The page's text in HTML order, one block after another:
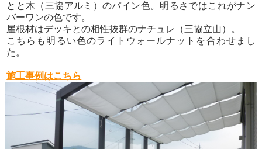
とと木（三協アルミ）のパイン色。明るさではこれがナン
バーワンの色です。
屋根材はデッキとの相性抜群のナチュレ（三協立山）。
こちらも明るい色のライトウォールナットを合わせまし
た。
施工事例はこちら